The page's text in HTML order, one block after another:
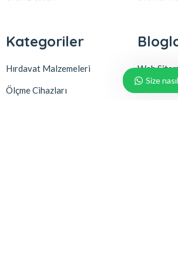
Kategoriler
Hırdavat Malzemeleri
Ölçme Cihazları
Web
Size